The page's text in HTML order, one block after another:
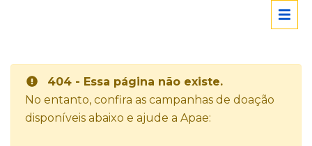
404 - Essa página não existe.
No entanto, confira as campanhas de doação
disponíveis abaixo e ajude a Apae: